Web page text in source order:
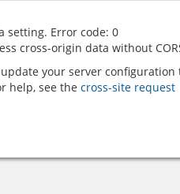
setting. Error code: 0
cross-origin data without
your server configuration
help, see the cross-site request